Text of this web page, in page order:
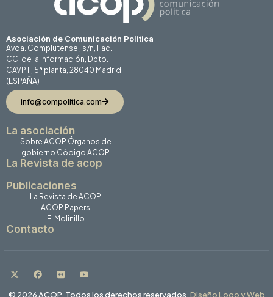
Asociación de Comunicación Politica
Avda. Complutense , s/n, Fac.
CC. de la Información, Dpto.
CAVP II, 5ª planta, 28040 Madrid
(ESPAÑA)
info@compolitica.com
La asociación
Sobre ACOP Órganos de
gobierno Código ACOP
La Revista de acop
Publicaciones
La Revista de ACOP
ACOP Papers
El Molinillo
Contacto
© 2026 ACOP. Todos los derechos reservados. Diseño Logo y Web